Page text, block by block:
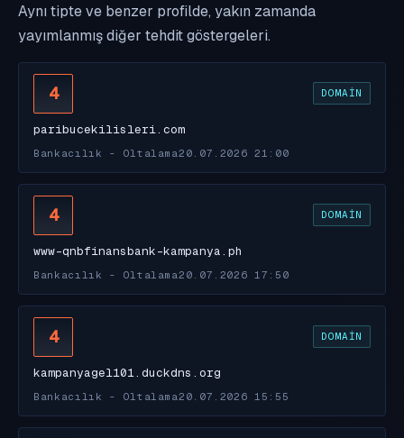
Aynı tipte ve benzer profilde, yakın zamanda
yayımlanmış diğer tehdit göstergeleri.
4 DOMAIN
paribucekilisleri.com
Bankacılık - Oltalama20.07.2026 21:00
4 DOMAIN
www-qnbfinansbank-kampanya.ph
Bankacılık - Oltalama20.07.2026 17:50
4 DOMAIN
kampanyagel101.duckdns.org
Bankacılık - Oltalama20.07.2026 15:55